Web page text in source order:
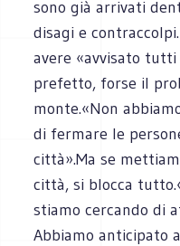
sono già arrivati
disagi e
avere «avvisato
prefetto, forse il
monte.«Non
di fermare le
città».Ma se
città, si blocca
stiamo cercando di
Abbiamo anticipato